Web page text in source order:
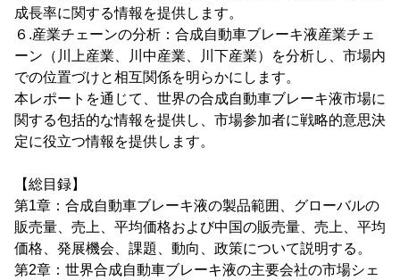
成長率に関する情報を提供します。
６.産業チェーンの分析：合成自動車ブレーキ液産業チェ
ーン（川上産業、川中産業、川下産業）を分析し、市場内
での位置づけと相互関係を明らかにします。
本レポートを通じて、世界の合成自動車ブレーキ液市場に
関する包括的な情報を提供し、市場参加者に戦略的意思決
定に役立つ情報を提供します。
【総目録】
第1章：合成自動車ブレーキ液の製品範囲、グローバルの
販売量、売上、平均価格および中国の販売量、売上、平均
価格、発展機会、課題、動向、政策について説明する。
第2章：世界合成自動車ブレーキ液の主要会社の市場シェ